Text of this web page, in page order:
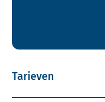
Tarieven